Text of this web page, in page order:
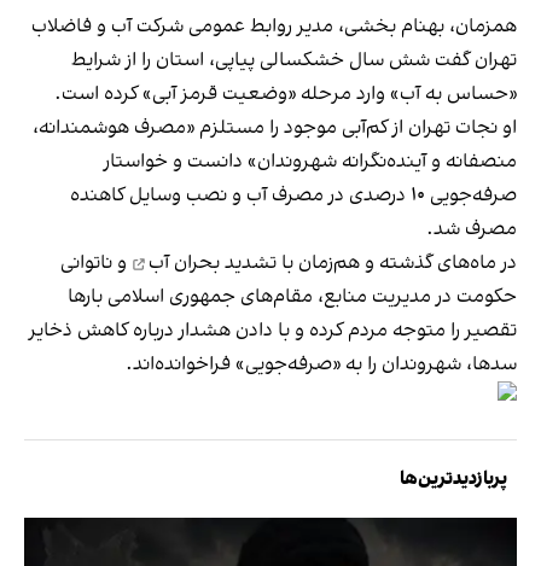
همزمان، بهنام بخشی، مدیر روابط عمومی شرکت آب و فاضلاب
تهران گفت شش سال خشکسالی پیاپی، استان را از شرایط
«حساس به آب» وارد مرحله «وضعیت قرمز آبی» کرده است.
او نجات تهران از کم‌آبی موجود را مستلزم «مصرف هوشمندانه،
منصفانه و آینده‌نگرانه شهروندان» دانست و خواستار
صرفه‌جویی ۱۰ درصدی در مصرف آب و نصب وسایل کاهنده
مصرف شد.
در ماه‌های گذشته و هم‌زمان با تشدیدبحران آب
و ناتوانی
حکومت در مدیریت منابع، مقام‌های جمهوری اسلامی بارها
تقصیر را متوجه مردم کرده و با دادن هشدار درباره کاهش ذخایر
سدها، شهروندان را به «صرفه‌جویی» فراخوانده‌اند.
پربازدیدترین‌ها